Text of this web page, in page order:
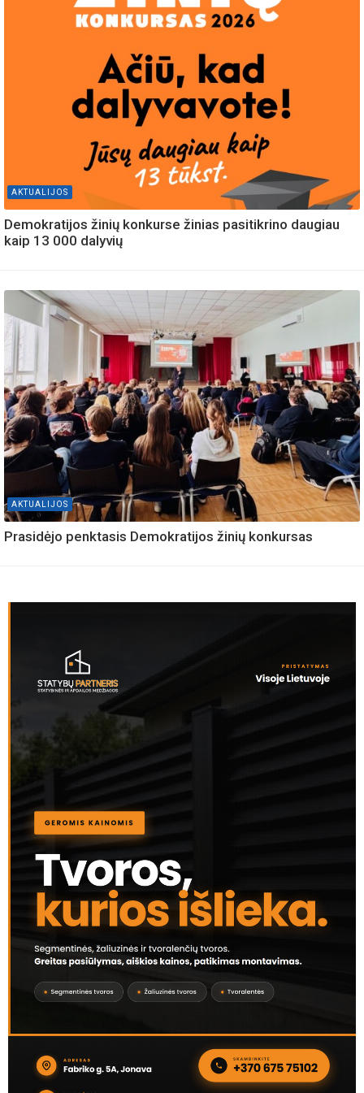
AKTUALIJOS
Demokratijos žinių konkurse žinias pasitikrino daugiau
kaip 13 000 dalyvių
AKTUALIJOS
Prasidėjo penktasis Demokratijos žinių konkursas